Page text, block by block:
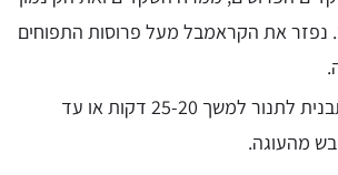
נפזר את הקראמבל מעל פרוסות התפוחים
נכניס את התבנית לתנור למשך 25-20 דקות או עד
מהעוגה.